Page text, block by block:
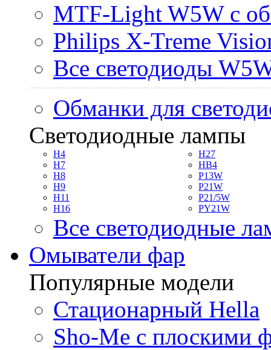
MTF-Light W5W с
Philips X-Treme
Все светодиоды
Обманки для
Светодиодные лампы
H4
H7
H8
H9
H11
H16
H27
HB4
P13W
P21W
P21/5W
PY21W
Все светодиодные
Омыватели фар
Популярные модели
Стационарный Hella
Sho-Me с плоскими